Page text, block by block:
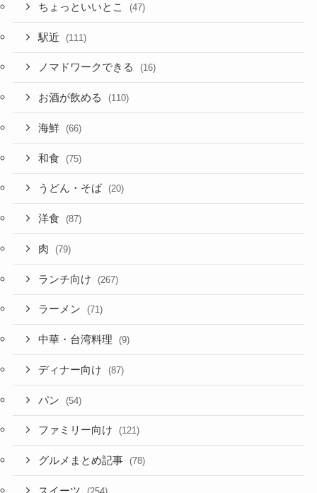
ちょっといいとこ (47)
駅近 (111)
ノマドワークできる (16)
お酒が飲める (110)
海鮮 (66)
和食 (75)
うどん・そば (20)
洋食 (87)
肉 (79)
ランチ向け (267)
ラーメン (71)
中華・台湾料理 (9)
ディナー向け (87)
パン (54)
ファミリー向け (121)
グルメまとめ記事 (78)